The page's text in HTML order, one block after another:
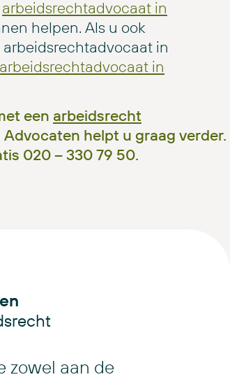
arbeidsrechtadvocaat in
helpen. Als u ook
in
in
een arbeidsrecht
helpt u graag verder.
020 – 330 79 50.
zowel aan de